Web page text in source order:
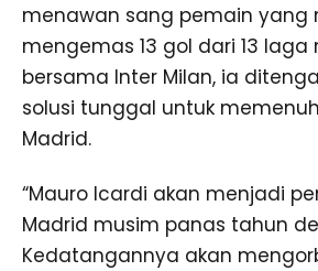
menawan sang pemain yang
mengemas 13 gol dari 13 laga
bersama Inter Milan, ia
solusi tunggal untuk
Madrid.
“Mauro Icardi akan menjadi
Madrid musim panas tahun
Kedatangannya akan